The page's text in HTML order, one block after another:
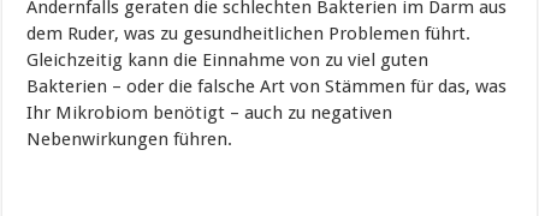
Andernfalls geraten die schlechten Bakterien im Darm aus
dem Ruder, was zu gesundheitlichen Problemen führt.
Gleichzeitig kann die Einnahme von zu viel guten
Bakterien – oder die falsche Art von Stämmen für das, was
Ihr Mikrobiom benötigt – auch zu negativen
Nebenwirkungen führen.